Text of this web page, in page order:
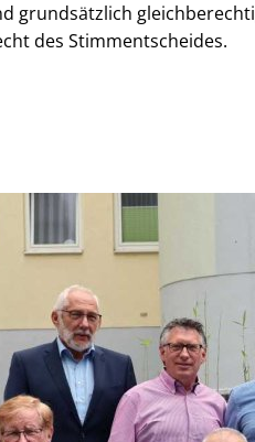
grundsätzlich
des Stimmentscheides.